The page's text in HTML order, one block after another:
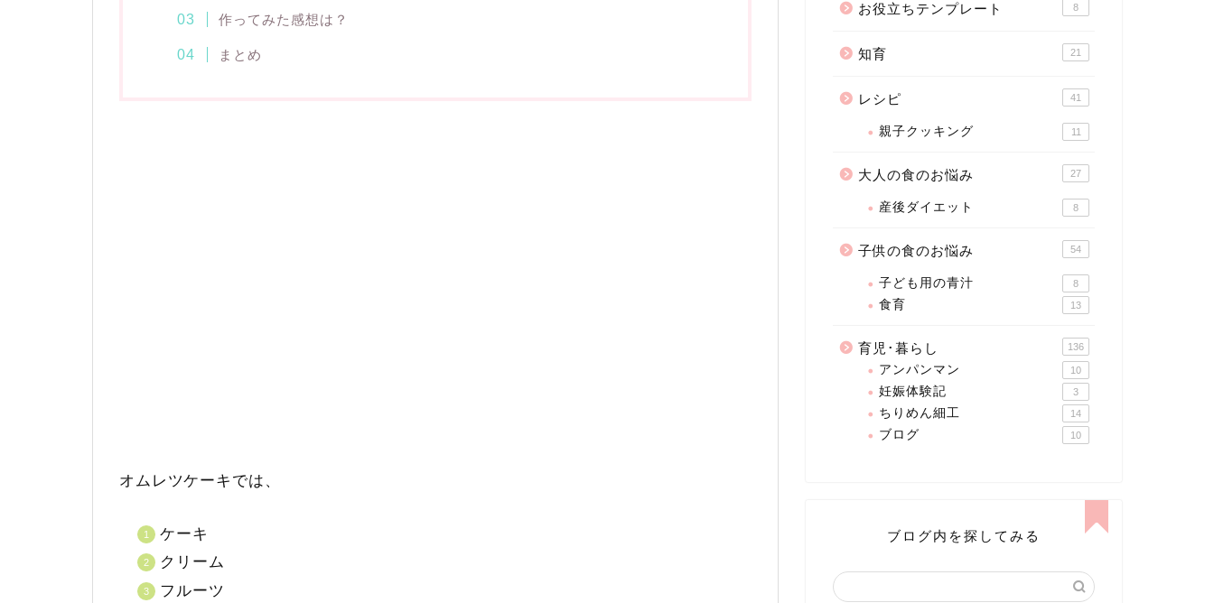
作ってみた感想は？
まとめ
オムレツケーキでは、
ケーキ
クリーム
フルーツ
お役立ちテンプレート 8
知育 21
レシピ 41
親子クッキング 11
大人の食のお悩み 27
産後ダイエット 8
子供の食のお悩み 54
子ども用の青汁 8
食育 13
育児･暮らし 136
アンパンマン 10
妊娠体験記 3
ちりめん細工 14
ブログ 10
ブログ内を探してみる